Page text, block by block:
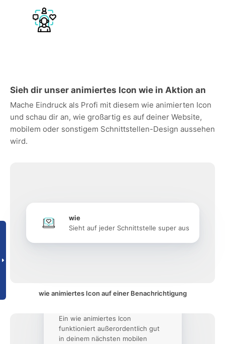
Sieh dir unser animiertes Icon wie in Aktion an
Mache Eindruck als Profi mit diesem wie animierten Icon
und schau dir an, wie großartig es auf deiner Website,
mobilem oder sonstigem Schnittstellen-Design aussehen
wird.
wie
Sieht auf jeder Schnittstelle super aus
wie animiertes Icon auf einer Benachrichtigung
Ein wie animiertes Icon
funktioniert außerordentlich gut
in deinem nächsten mobilen